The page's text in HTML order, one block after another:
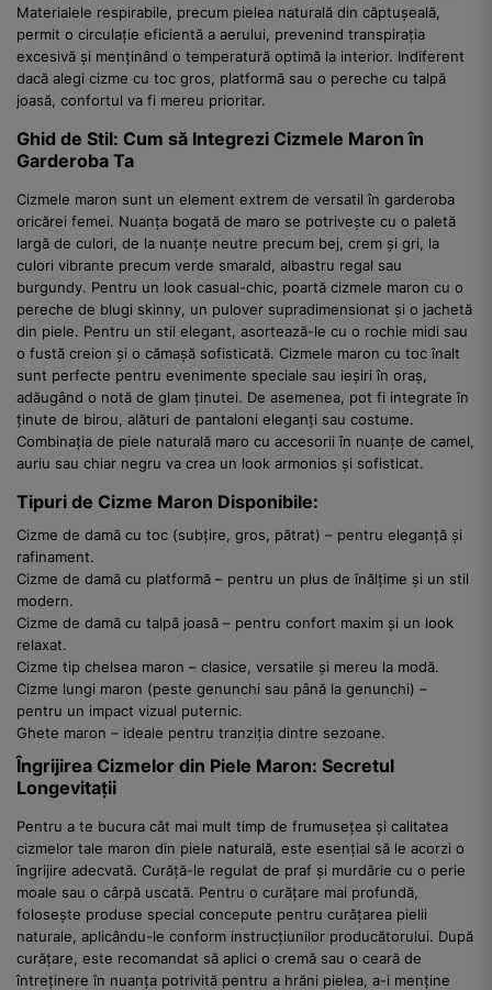
Materialele respirabile, precum pielea naturală din căptușeală,
permit o circulație eficientă a aerului, prevenind transpirația
excesivă și menținând o temperatură optimă la interior. Indiferent
dacă alegi cizme cu toc gros, platformă sau o pereche cu talpă
joasă, confortul va fi mereu prioritar.
Ghid de Stil: Cum să Integrezi Cizmele Maron în
Garderoba Ta
Cizmele maron sunt un element extrem de versatil în garderoba
oricărei femei. Nuanța bogată de maro se potrivește cu o paletă
largă de culori, de la nuanțe neutre precum bej, crem și gri, la
culori vibrante precum verde smarald, albastru regal sau
burgundy. Pentru un look casual-chic, poartă cizmele maron cu o
pereche de blugi skinny, un pulover supradimensionat și o jachetă
din piele. Pentru un stil elegant, asortează-le cu o rochie midi sau
o fustă creion și o cămașă sofisticată. Cizmele maron cu toc înalt
sunt perfecte pentru evenimente speciale sau ieșiri în oraș,
adăugând o notă de glam ținutei. De asemenea, pot fi integrate în
ținute de birou, alături de pantaloni eleganți sau costume.
Combinația de piele naturală maro cu accesorii în nuanțe de camel,
auriu sau chiar negru va crea un look armonios și sofisticat.
Tipuri de Cizme Maron Disponibile:
Cizme de damă cu toc (subțire, gros, pătrat) – pentru eleganță și
rafinament.
Cizme de damă cu platformă – pentru un plus de înălțime și un stil
modern.
Cizme de damă cu talpă joasă – pentru confort maxim și un look
relaxat.
Cizme tip chelsea maron – clasice, versatile și mereu la modă.
Cizme lungi maron (peste genunchi sau până la genunchi) –
pentru un impact vizual puternic.
Ghete maron – ideale pentru tranziția dintre sezoane.
Îngrijirea Cizmelor din Piele Maron: Secretul
Longevitații
Pentru a te bucura cât mai mult timp de frumusețea și calitatea
cizmelor tale maron din piele naturală, este esențial să le acorzi o
îngrijire adecvată. Curăță-le regulat de praf și murdărie cu o perie
moale sau o cârpă uscată. Pentru o curățare mai profundă,
folosește produse special concepute pentru curățarea pielii
naturale, aplicându-le conform instrucțiunilor producătorului. După
curățare, este recomandat să aplici o cremă sau o ceară de
întreținere în nuanța potrivită pentru a hrăni pielea, a-i menține